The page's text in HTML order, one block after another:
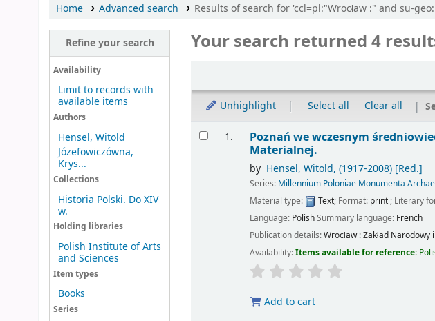
Home Advanced search Results of search for 'ccl=pl:"Wrocław :" and su-
Refine your search
Availability
Limit to records with
available items
Authors
Hensel, Witold
Józefowiczówna,
Krys...
Collections
Historia Polski. Do XIV
w.
Holding libraries
Polish Institute of Arts
and Sciences
Item types
Books
Series
Your search returned 4
Unhighlight Select all Clear all
Results
1. Poznań we wczesnym
Materialnej.
by Hensel, Witold, (1917-2008)[Red.]
Series: Millennium Poloniae Monumenta
Material type:
Text; Format: print; Literary
Language: PolishSummary language: French
Publication details:Wrocław :Zakład Narodowy
Availability:Items available for reference:
Add to cart